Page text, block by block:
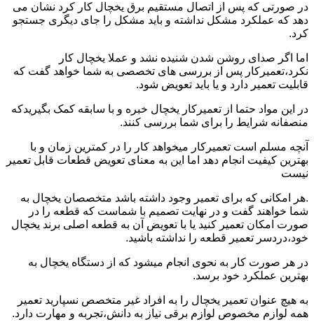
در صورتی که پس از اتصال مستقیم برق یخچال کار کرد نشان می
دهد که عملکرد مشکل نداشته و باید مشکل را جای دیگری جستجو
کرد.
اما اگر صدای روشن شدن شنیده نشد و عملا یخچال کار
نکرد،تعمیرکار پس از بررسی های تخصصی به شما خواهد گفت که
قابلیت تعمیر دارد و یا باید تعویض شود.
در این مواد حتما از تعمیرکار یخچال خبره و با سابقه کمک بگیریدکه
منصفانه شرایط را برای شما بررسی کنند.
آنچه مسلم است تعمیرکار میخواهد کار را در کمترین زمان و با
بهترین کیفیت انجام دهد اما این به معنای تعویض قطعات قابل تعمیر
نیست
.هر امکانی که برای تعمیر وجود داشته باشد متخصصان یخچال به
شما خواهند گفت و در نهایت تصمیم با شماست که قطعه را در
صورت امکان تعمیر کنید یا با تعویض آن به قطعه اصلی برند یخچال
خود،دردسر تعمیر قطعه را نداشته باشید.
در هر صورت کار به نحوی انجام میشود که از دستگاه یخچال به
بهترین عملکرد خود برسد.
به هیچ عنوان تعمیر یخچال را به افراد غیر متخصص نسپارید تعمیر
همه لوازم مخصوص لوازم برقی نیاز به دانش،تجربه و مهارت دارد.